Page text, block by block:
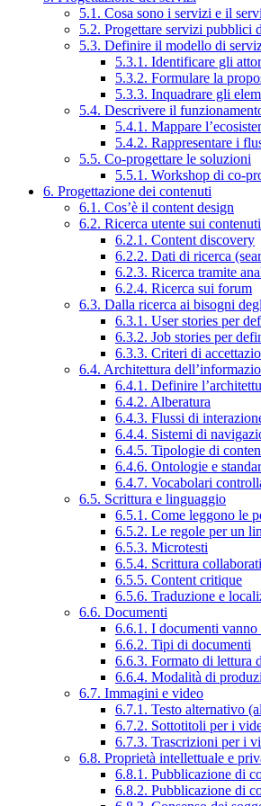
5.1. Cosa sono i servizi e il
5.2. Progettare servizi pubblici
5.3. Definire il modello di
5.3.1. Identificare gli
5.3.2. Formulare la
5.3.3. Inquadrare gli
5.4. Descrivere il
5.4.1. Mappare
5.4.2. Rappresentare i
5.5. Co-progettare le soluzioni
5.5.1. Workshop di co-
6. Progettazione dei contenuti
6.1. Cos’è il content design
6.2. Ricerca utente sui
6.2.1. Content discovery
6.2.2. Dati di ricerca
6.2.3. Ricerca tramite
6.2.4. Ricerca sui forum
6.3. Dalla ricerca ai bisogni
6.3.1. User stories per
6.3.2. Job stories per
6.3.3. Criteri di
6.4. Architettura
6.4.1. Definire
6.4.2. Alberatura
6.4.3. Flussi di
6.4.4. Sistemi di
6.4.5. Tipologie di
6.4.6. Ontologie e
6.4.7. Vocabolari
6.5. Scrittura e linguaggio
6.5.1. Come leggono le
6.5.2. Le regole per un
6.5.3. Microtesti
6.5.4. Scrittura
6.5.5. Content critique
6.5.6. Traduzione e
6.6. Documenti
6.6.1. I documenti vanno
6.6.2. Tipi di documenti
6.6.3. Formato di lettura
6.6.4. Modalità di
6.7. Immagini e video
6.7.1. Testo alternativo
6.7.2. Sottotitoli per i
6.7.3. Trascrizioni per i
6.8. Proprietà intellettuale e
6.8.1. Pubblicazione di
6.8.2. Pubblicazione di